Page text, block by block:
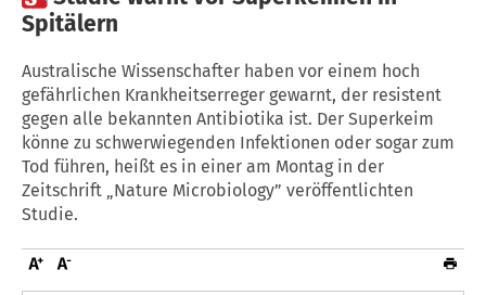
Spitälern
Australische Wissenschafter haben vor einem hoch
gefährlichen Krankheitserreger gewarnt, der resistent
gegen alle bekannten Antibiotika ist. Der Superkeim
könne zu schwerwiegenden Infektionen oder sogar zum
Tod führen, heißt es in einer am Montag in der
Zeitschrift „Nature Microbiology” veröffentlichten
Studie.